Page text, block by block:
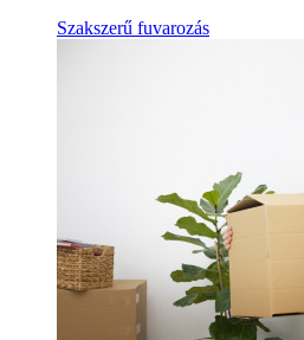
Szakszerű fuvarozás